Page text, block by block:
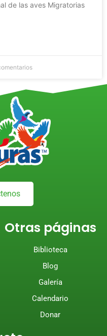
de las aves Migratorias
Otras páginas
Biblioteca
Blog
Galería
Calendario
Donar